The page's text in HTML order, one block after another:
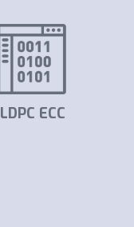
LDPC ECC